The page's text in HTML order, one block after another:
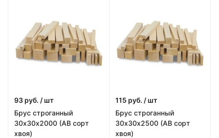
93 руб. / шт
Брус строганный
30х30х2000 (АВ сорт
хвоя)
115 руб. / шт
Брус строганный
30х30х2500 (АВ сорт
хвоя)